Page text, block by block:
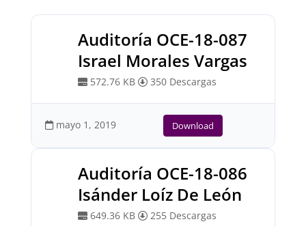
Auditoría OCE-18-087
Israel Morales Vargas
572.76 KB 350 Descargas
mayo 1, 2019 Download
Auditoría OCE-18-086
Isánder Loíz De León
649.36 KB 255 Descargas